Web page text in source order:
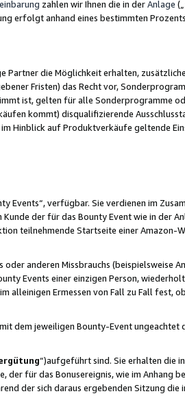
zahlen wir Ihnen die in derAnlage („
erfolgt anhand eines bestimmten
Partner die Möglichkeit erhalten,
Fristen) das Recht vor,
ist, gelten für alle Sonderprogramme
kommt) disqualifizierende
Hinblick auf Produktverkäufe geltende
Events“, verfügbar. Sie verdienen im
der für das Bounty Event wie in der
teilnehmende Startseite einer Amazon-
anderen Missbrauchs (beispielsweise
Events einer einzigen Person,
alleinigen Ermessen von Fall zu Fall fest,
dem jeweiligen Bounty-Event ungeachtet
“)aufgeführt sind. Sie erhalten die
der für das Bonusereignis, wie im Anhang
der sich daraus ergebenden Sitzung die